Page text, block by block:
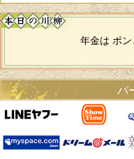
年金は ポ
パ